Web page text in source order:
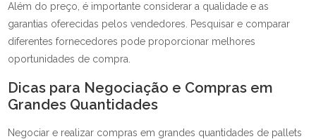
Além do preço, é importante considerar a qualidade e as
garantias oferecidas pelos vendedores. Pesquisar e comparar
diferentes fornecedores pode proporcionar melhores
oportunidades de compra.
Dicas para Negociação e Compras em
Grandes Quantidades
Negociar e realizar compras em grandes quantidades de pallets